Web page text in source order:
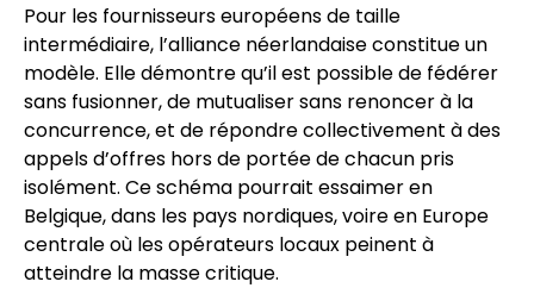
Pour les fournisseurs européens de taille
intermédiaire, l’alliance néerlandaise constitue un
modèle. Elle démontre qu’il est possible de fédérer
sans fusionner, de mutualiser sans renoncer à la
concurrence, et de répondre collectivement à des
appels d’offres hors de portée de chacun pris
isolément. Ce schéma pourrait essaimer en
Belgique, dans les pays nordiques, voire en Europe
centrale où les opérateurs locaux peinent à
atteindre la masse critique.